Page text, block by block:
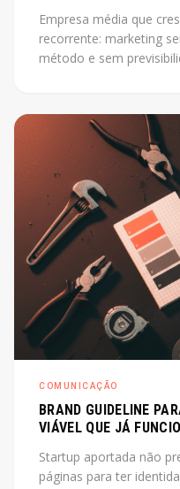
Empresa média que
recorrente: marketing
método e sem
quanto custa na prática.
COMUNICAÇÃO
BRAND GUIDELINE
VIÁVEL QUE JÁ
Startup aportada não
páginas para ter